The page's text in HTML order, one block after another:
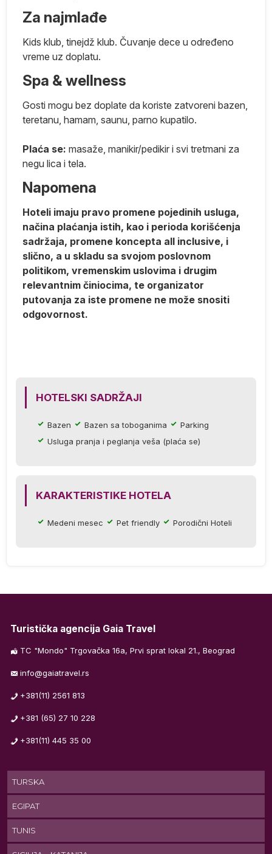
Za najmlađe
Kids klub, tinejdž klub. Čuvanje dece u određeno
vreme uz doplatu.
Spa & wellness
Gosti mogu bez doplate da koriste zatvoreni bazen,
teretanu, hamam, saunu, parno kupatilo.
Plaća se: masaže, manikir/pedikir i svi tretmani za
negu lica i tela.
Napomena
Hoteli imaju pravo promene pojedinih usluga,
načina plaćanja istih, kao i perioda korišćenja
sadržaja, promene koncepta all inclusive, i
slično, a u skladu sa svojom poslovnom
politikom, vremenskim uslovima i drugim
relevantnim činiocima, te organizator
putovanja za iste promene ne može snositi
odgovornost.
HOTELSKI SADRŽAJI
Bazen Bazen sa toboganima
Parking
Usluga pranja i peglanja veša (plaća se)
KARAKTERISTIKE HOTELA
Medeni mesec Pet friendly Porodični Hoteli
Turistička agencija Gaia Travel
TC "Mondo" Trgovačka 16a, Prvi sprat lokal 21., Beograd
info@gaiatravel.rs
+381(11) 2561 813
+381 (65) 27 10 228
+381(11) 445 35 00
TURSKA
EGIPAT
TUNIS